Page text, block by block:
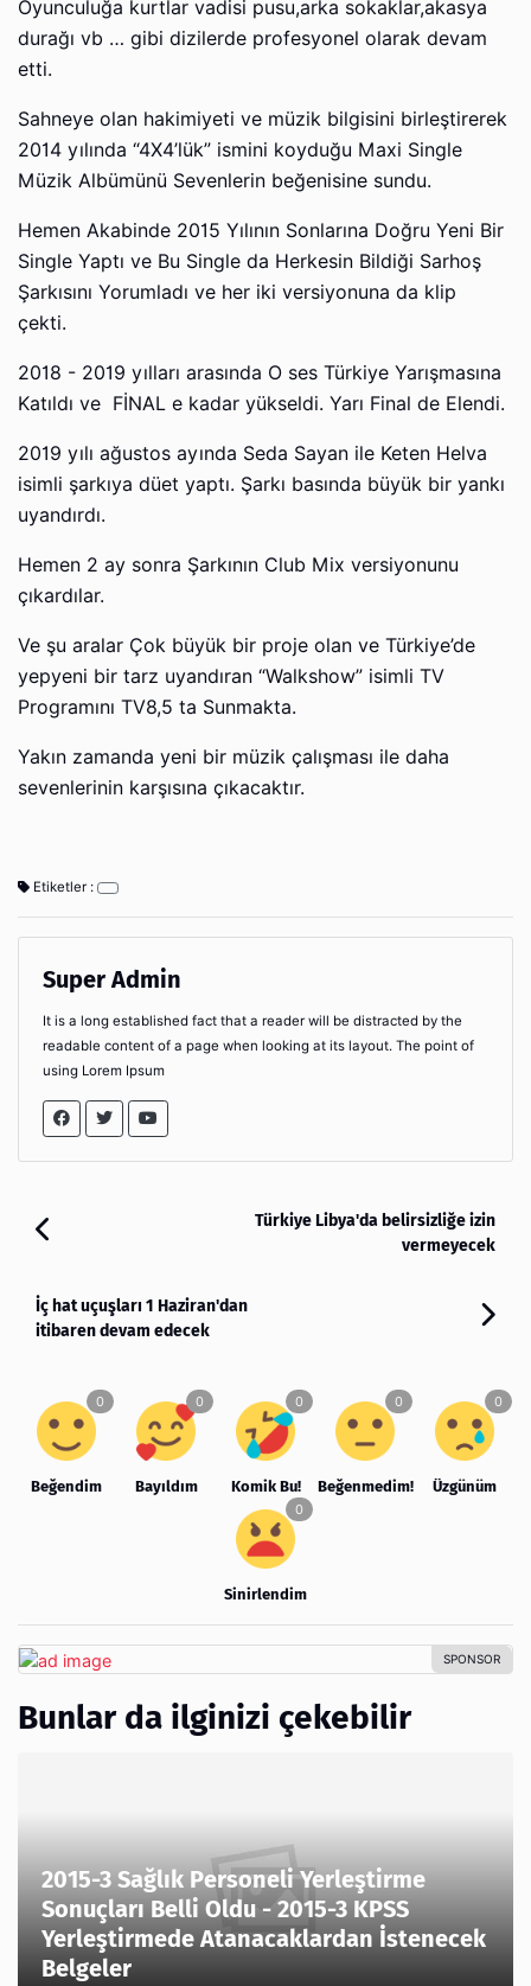
Oyunculuğa kurtlar vadisi pusu,arka sokaklar,akasya
durağı vb … gibi dizilerde profesyonel olarak devam
etti.
Sahneye olan hakimiyeti ve müzik bilgisini birleştirerek
2014 yılında “4X4’lük” ismini koyduğu Maxi Single
Müzik Albümünü Sevenlerin beğenisine sundu.
Hemen Akabinde 2015 Yılının Sonlarına Doğru Yeni Bir
Single Yaptı ve Bu Single da Herkesin Bildiği Sarhoş
Şarkısını Yorumladı ve her iki versiyonuna da klip
çekti.
2018 - 2019 yılları arasında O ses Türkiye Yarışmasına
Katıldı ve FİNAL e kadar yükseldi. Yarı Final de Elendi.
2019 yılı ağustos ayında Seda Sayan ile Keten Helva
isimli şarkıya düet yaptı. Şarkı basında büyük bir yankı
uyandırdı.
Hemen 2 ay sonra Şarkının Club Mix versiyonunu
çıkardılar.
Ve şu aralar Çok büyük bir proje olan ve Türkiye’de
yepyeni bir tarz uyandıran “Walkshow” isimli TV
Programını TV8,5 ta Sunmakta.
Yakın zamanda yeni bir müzik çalışması ile daha
sevenlerinin karşısına çıkacaktır.
Etiketler :
Super Admin
It is a long established fact that a reader will be distracted by the
readable content of a page when looking at its layout. The point of
using Lorem Ipsum
Türkiye Libya'da belirsizliğe izin
vermeyecek
İç hat uçuşları 1 Haziran'dan
itibaren devam edecek
Beğendim Bayıldım Komik Bu! Beğenmedim! Üzgünüm
Sinirlendim
Bunlar da ilginizi çekebilir
2015-3 Sağlık Personeli Yerleştirme
Sonuçları Belli Oldu - 2015-3 KPSS
Yerleştirmede Atanacaklardan İstenecek
Belgeler